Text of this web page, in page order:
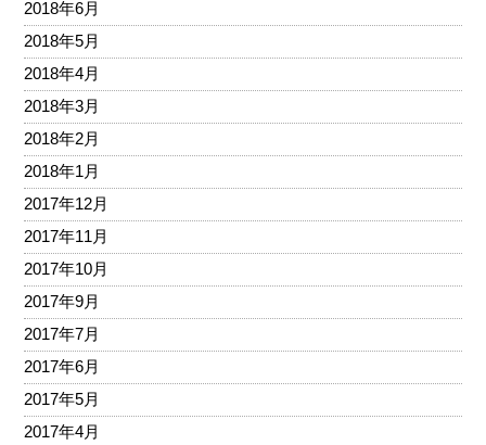
2018年6月
2018年5月
2018年4月
2018年3月
2018年2月
2018年1月
2017年12月
2017年11月
2017年10月
2017年9月
2017年7月
2017年6月
2017年5月
2017年4月